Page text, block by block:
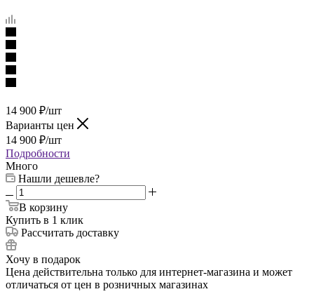
14 900 ₽/шт
Варианты цен
14 900 ₽/шт
Подробности
Много
Нашли дешевле?
В корзину
Купить в 1 клик
Рассчитать доставку
Хочу в подарок
Цена действительна только для интернет-магазина и может
отличаться от цен в розничных магазинах